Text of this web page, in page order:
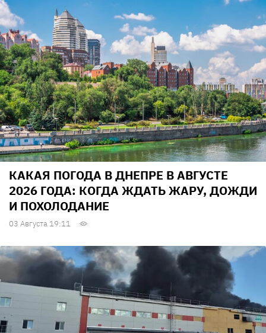
КАКАЯ ПОГОДА В ДНЕПРЕ В АВГУСТЕ
2026 ГОДА: КОГДА ЖДАТЬ ЖАРУ, ДОЖДИ
И ПОХОЛОДАНИЕ
03 Августа 19:11